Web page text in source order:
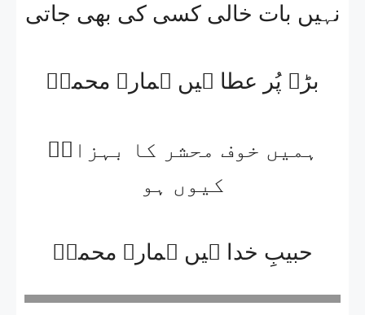
نہیں بات خالی کسی کی بھی جاتی
بڑے پُر عطا ہیں ہمارے محمدؐ
ہمیں خوف محشر کا بہزادؔ
کیوں ہو
حبیبِ خدا ہیں ہمارے محمدؐ